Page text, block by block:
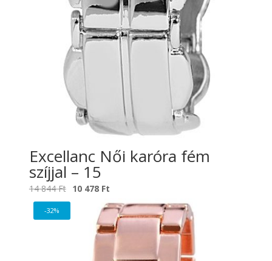
Excellanc Női karóra fém
szíjjal – 15
14 844Ft Original
price
was:
844 Ft.
10 478 Ft
price
is:
10
478 Ft.
-32%